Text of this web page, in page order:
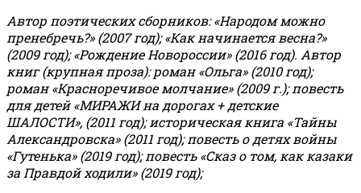
Автор поэтических сборников: «Народом можно
пренебречь?» (2007 год); «Как начинается весна?»
(2009 год); «Рождение Новороссии» (2016 год). Автор
книг (крупная проза): роман «Ольга» (2010 год);
роман «Красноречивое молчание» (2009 г.); повесть
для детей «МИРАЖИ на дорогах + детские
ШАЛОСТИ», (2011 год); историческая книга «Тайны
Александровска» (2011 год); повесть о детях войны
«Гутенька» (2019 год); повесть «Сказ о том, как казаки
за Правдой ходили» (2019 год);